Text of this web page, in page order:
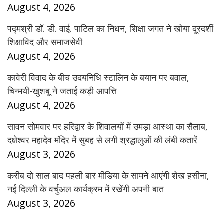
August 4, 2026
पद्मश्री डॉ. डी. वाई. पाटिल का निधन, शिक्षा जगत ने खोया दूरदर्शी
शिक्षाविद और समाजसेवी
August 4, 2026
कावेरी विवाद के बीच उदयनिधि स्टालिन के बयान पर बवाल,
चिन्मयी-खुशबू ने जताई कड़ी आपत्ति
August 4, 2026
सावन सोमवार पर हरिद्वार के शिवालयों में उमड़ा आस्था का सैलाब,
दक्षेश्वर महादेव मंदिर में सुबह से लगी श्रद्धालुओं की लंबी कतारें
August 3, 2026
करीब दो साल बाद पहली बार मीडिया के सामने आएंगी शेख हसीना,
नई दिल्ली के वर्चुअल कार्यक्रम में रखेंगी अपनी बात
August 3, 2026